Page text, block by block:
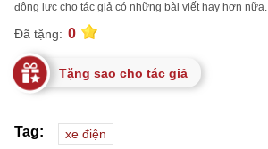
động lực cho tác giả có những bài viết hay hơn nữa.
Đã tặng: 0
Tặng sao cho tác giả
Tag: xe điện